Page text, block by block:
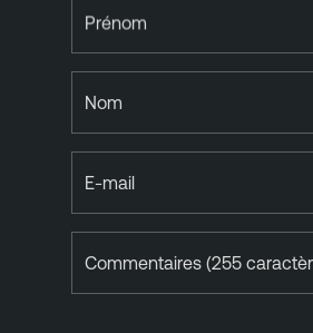
Prénom
Nom
E-mail
Commentaires (255